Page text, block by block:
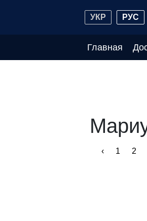
УКР РУС
Главная
‹ 1 2